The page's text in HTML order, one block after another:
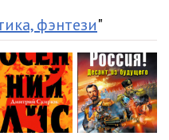
фэнтези"